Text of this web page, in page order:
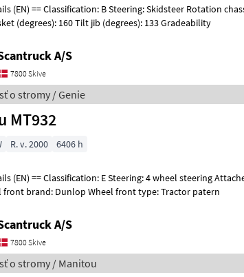
Rotation chassis (degrees): 360
(degrees): 160 Tilt jib (degrees): 133 Gradeability
A/S
7800 Skive
o stromy / Genie
MT932
R. v. 2000 6406 h
steering Attached equipment, forks:
front brand: Dunlop Wheel front type: Tractor patern
A/S
7800 Skive
o stromy / Manitou